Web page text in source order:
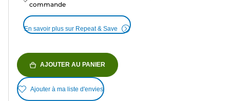
commande
En savoir plus sur Repeat & Save
AJOUTER AU PANIER
Ajouter à ma liste d'envies